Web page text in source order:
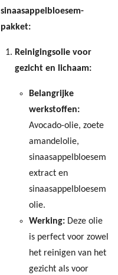
sinaasappelbloesem-
pakket:
Reinigingsolie voor
gezicht en lichaam:
Belangrijke
werkstoffen:
Avocado-olie, zoete
amandelolie,
sinaasappelbloesem
extract en
sinaasappelbloesem
olie.
Werking: Deze olie
is perfect voor zowel
het reinigen van het
gezicht als voor